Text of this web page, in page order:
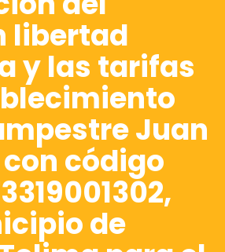
libertad
y las tarifas
Juan
con código
de